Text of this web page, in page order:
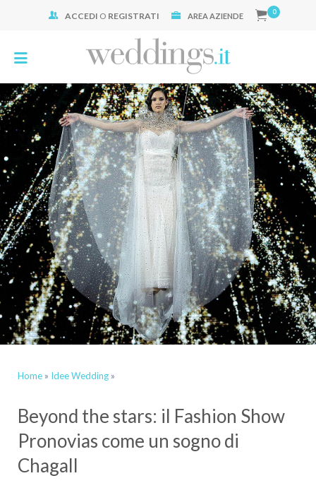
ACCEDI O REGISTRATI AREA AZIENDE 0
Home » Idee Wedding »
Beyond the stars: il Fashion Show
Pronovias come un sogno di
Chagall